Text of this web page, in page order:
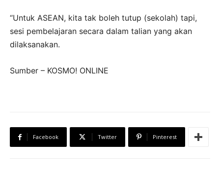
“Untuk ASEAN, kita tak boleh tutup (sekolah) tapi,
sesi pembelajaran secara dalam talian yang akan
dilaksanakan.
Sumber – KOSMO! ONLINE
Facebook Twitter Pinterest